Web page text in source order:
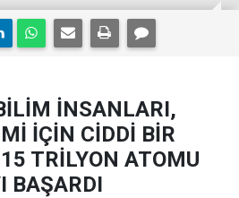
İNSANLARI,
İÇİN CİDDİ BİR
TRİLYON ATOMU
BAŞARDI